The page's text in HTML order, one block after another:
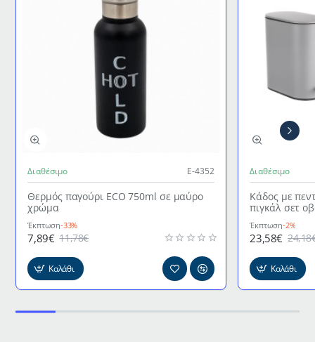
Διαθέσιμο Ε-4352
Θερμός παγούρι ECO 750ml σε μαύρο
χρώμα
Έκπτωση-33%
7,89€ 11,78€
Καλάθι
Διαθέσιμο
Κάδος με
πιγκάλ σετ
Έκπτωση-2%
23,58€
Καλάθι